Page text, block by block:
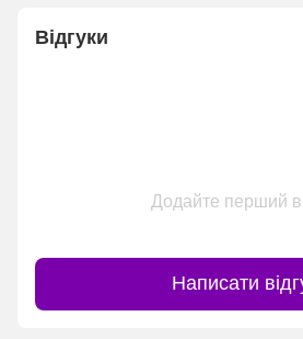
Відгуки
Додайте перший
Написати